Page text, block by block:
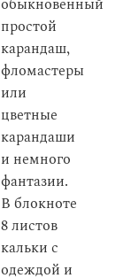
обыкновенный
простой
карандаш,
фломастеры
или
цветные
карандаши
и немного
фантазии.
В блокноте
8 листов
кальки с
одеждой и